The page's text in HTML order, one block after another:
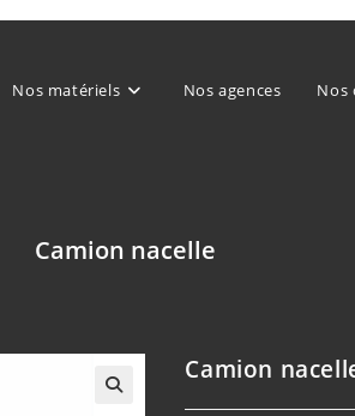
Nos matériels Nos agences Nos
Camion nacelle
Camion